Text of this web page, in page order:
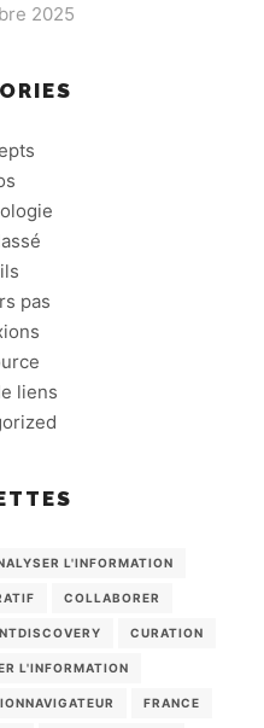
2025
pas
liens
L'INFORMATION
COLLABORER
CURATION
L'INFORMATION
FRANCE